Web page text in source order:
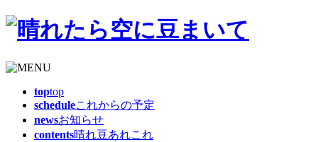
toptop
scheduleこれからの予定
newsお知らせ
contents晴れ豆あれこれ